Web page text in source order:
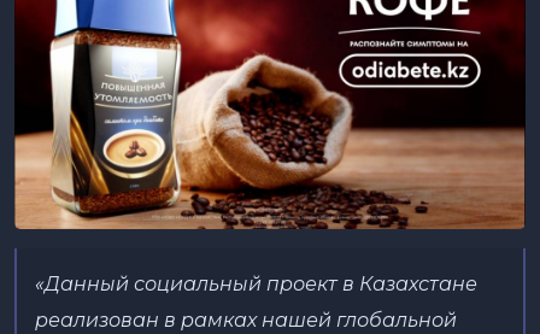
«Данный социальный проект в Казахстане
реализован в рамках нашей глобальной